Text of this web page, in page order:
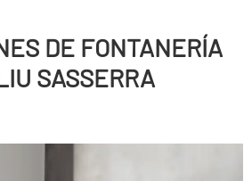
DE FONTANERÍ­A
SASSERRA